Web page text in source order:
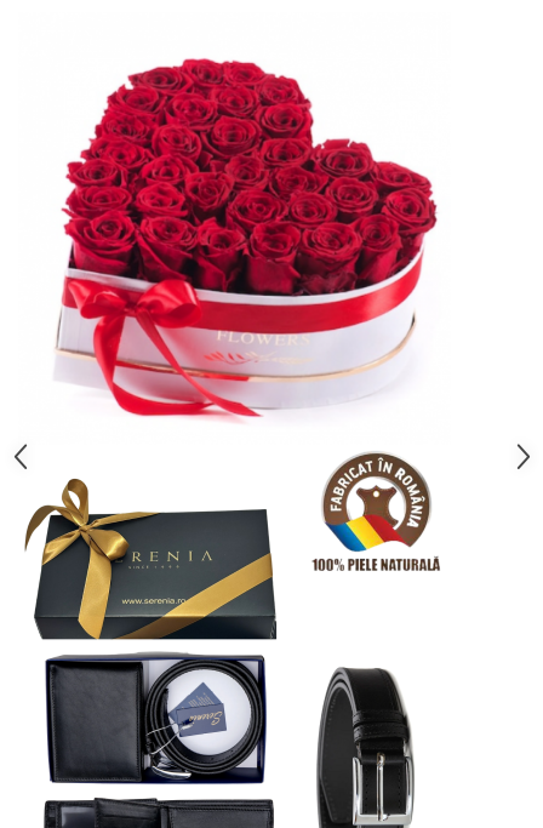
Cadouri pentru sportivi
Cadouri Pensionare
Cadouri Colegi, sefi sau angajati
Cadouri pentru Doctori
Cadouri pentru Sfânta Maria
Martisoare